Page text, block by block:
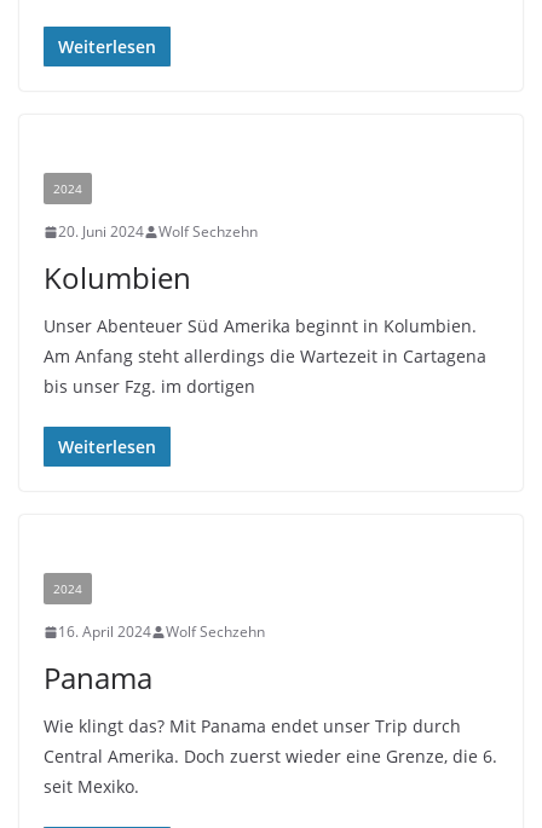
Weiterlesen
2024
20. Juni 2024 Wolf Sechzehn
Kolumbien
Unser Abenteuer Süd Amerika beginnt in Kolumbien.
Am Anfang steht allerdings die Wartezeit in Cartagena
bis unser Fzg. im dortigen
Weiterlesen
2024
16. April 2024 Wolf Sechzehn
Panama
Wie klingt das? Mit Panama endet unser Trip durch
Central Amerika. Doch zuerst wieder eine Grenze, die 6.
seit Mexiko.